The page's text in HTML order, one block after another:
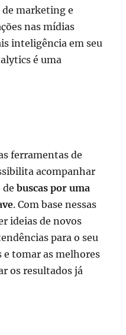
de marketing e
nas mídias
inteligência em seu
é uma
ferramentas de
acompanhar
debuscas por uma
. Com base nessas
ideias de novos
para o seu
tomar as melhores
os resultados já